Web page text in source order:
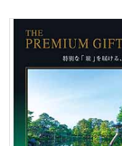
ありがとうプレ